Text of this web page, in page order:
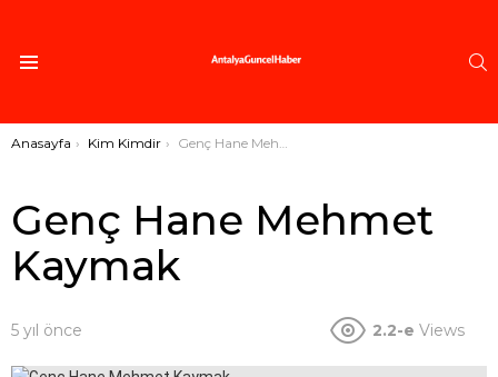
Buradasınız:
Anasayfa Kim Kimdir Genç Hane Mehmet Kaymak
Genç Hane Mehmet
Kaymak
5 yıl önce 2.2-e Views